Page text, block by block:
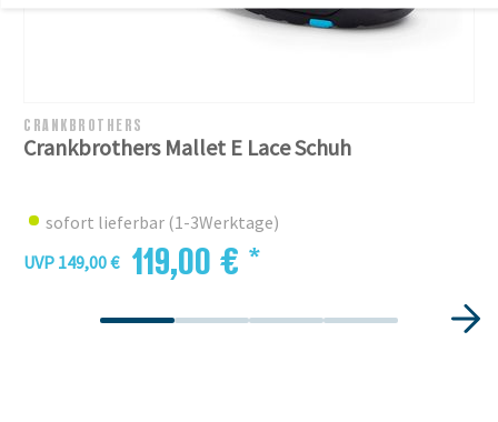
CRANKBROTHERS
Crankbrothers Mallet E Lace Schuh
sofort lieferbar (1-3Werktage)
UVP 149,00 € 119,00 € *